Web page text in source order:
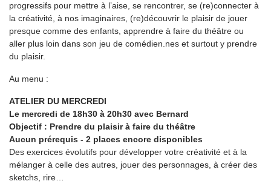
progressifs pour mettre à l’aise, se rencontrer, se (re)connecter à
la créativité, à nos imaginaires, (re)découvrir le plaisir de jouer
presque comme des enfants, apprendre à faire du théâtre ou
aller plus loin dans son jeu de comédien.nes et surtout y prendre
du plaisir.
Au menu :
ATELIER DU MERCREDI
Le mercredi de 18h30 à 20h30 avec Bernard
Objectif : Prendre du plaisir à faire du théâtre
Aucun prérequis - 2 places encore disponibles
Des exercices évolutifs pour développer votre créativité et à la
mélanger à celle des autres, jouer des personnages, à créer des
sketchs, rire…